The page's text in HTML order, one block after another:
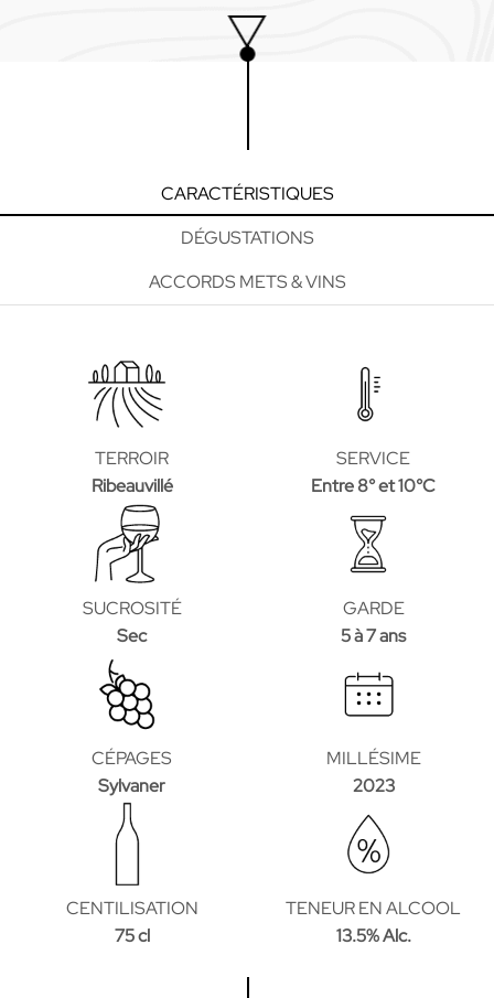
CARACTÉRISTIQUES
DÉGUSTATIONS
ACCORDS METS & VINS
TERROIR
Ribeauvillé
SERVICE
Entre 8° et 10°C
SUCROSITÉ
Sec
GARDE
5 à 7 ans
CÉPAGES
Sylvaner
MILLÉSIME
2023
CENTILISATION
75 cl
TENEUR EN ALCOOL
13.5% Alc.